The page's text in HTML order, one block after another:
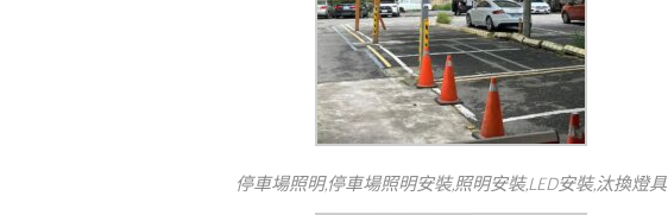
停車場照明,停車場照明安裝,照明安裝,LED安裝,汰換燈具